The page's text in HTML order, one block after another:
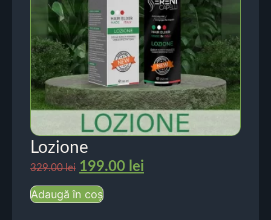
Lozione
329.00lei 199.00 lei
Adaugă în coș